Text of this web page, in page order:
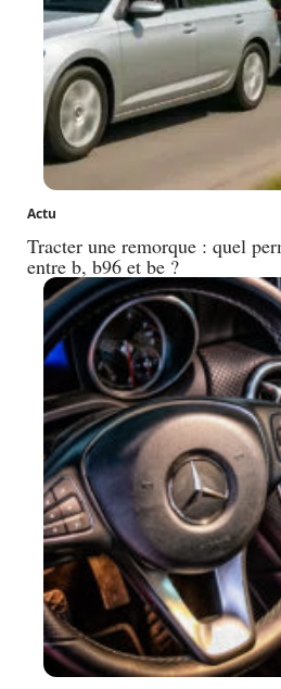
Actu
Tracter une remorque : quel
entre b, b96 et be ?